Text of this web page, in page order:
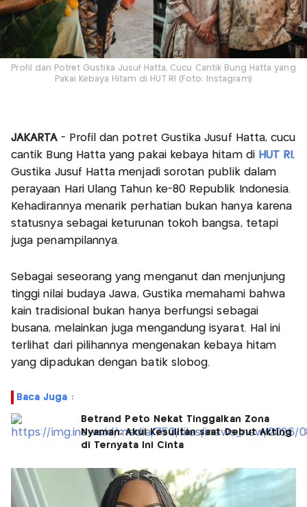
Profil dan Potret Gustika Jusuf Hatta, Cucu Cantik Bung Hatta yang
Pakai Kebaya Hitam di HUT RI (Foto: Instagram)
JAKARTA - Profil dan potret Gustika Jusuf Hatta, cucu
cantik Bung Hatta yang pakai kebaya hitam di HUT RI.
Gustika Jusuf Hatta menjadi sorotan publik dalam
perayaan Hari Ulang Tahun ke-80 Republik Indonesia.
Kehadirannya menarik perhatian bukan hanya karena
statusnya sebagai keturunan tokoh bangsa, tetapi
juga penampilannya.
Sebagai seseorang yang menganut dan menjunjung
tinggi nilai budaya Jawa, Gustika memahami bahwa
kain tradisional bukan hanya berfungsi sebagai
busana, melainkan juga mengandung isyarat. Hal ini
terlihat dari pilihannya mengenakan kebaya hitam
yang dipadukan dengan batik slobog.
Baca Juga :
Betrand Peto Nekat Tinggalkan Zona
Nyaman, Akui Kesulitan saat Debut Akting
di Ternyata Ini Cinta